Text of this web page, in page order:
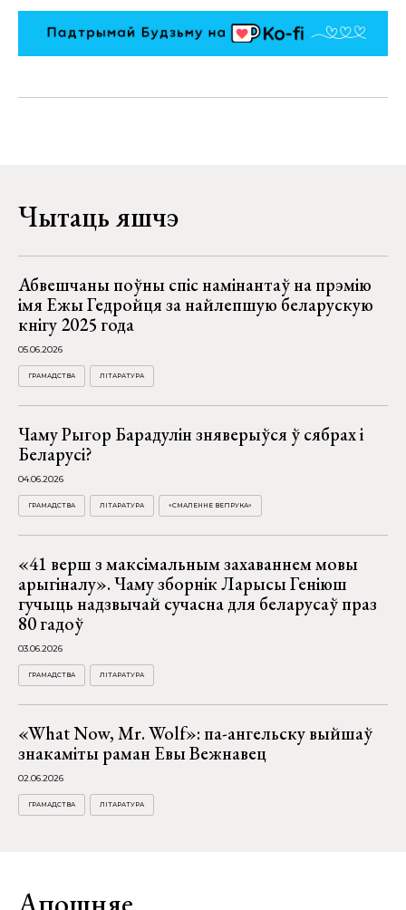
Чытаць яшчэ
Абвешчаны поўны спіс намінантаў на прэмію
імя Ежы Гедройця за найлепшую беларускую
кнігу 2025 года
05.06.2026
ГРАМАДСТВА ЛІТАРАТУРА
Чаму Рыгор Барадулін зняверыўся ў сябрах і
Беларусі?
04.06.2026
ГРАМАДСТВА ЛІТАРАТУРА «СМАЛЕННЕ ВЕПРУКА»
«41 верш з максімальным захаваннем мовы
арыгіналу». Чаму зборнік Ларысы Геніюш
гучыць надзвычай сучасна для беларусаў праз
80 гадоў
03.06.2026
ГРАМАДСТВА ЛІТАРАТУРА
«What Now, Mr. Wolf»: па-ангельску выйшаў
знакаміты раман Евы Вежнавец
02.06.2026
ГРАМАДСТВА ЛІТАРАТУРА